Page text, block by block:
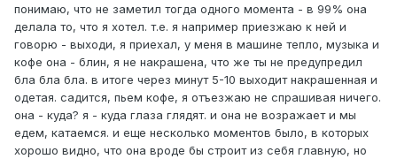
понимаю, что не заметил тогда одного момента - в 99% она
делала то, что я хотел. т.е. я например приезжаю к ней и
говорю - выходи, я приехал, у меня в машине тепло, музыка и
кофе она - блин, я не накрашена, что же ты не предупредил
бла бла бла. в итоге через минут 5-10 выходит накрашенная и
одетая. садится, пьем кофе, я отъезжаю не спрашивая ничего.
она - куда? я - куда глаза глядят. и она не возражает и мы
едем, катаемся. и еще несколько моментов было, в которых
хорошо видно, что она вроде бы строит из себя главную, но